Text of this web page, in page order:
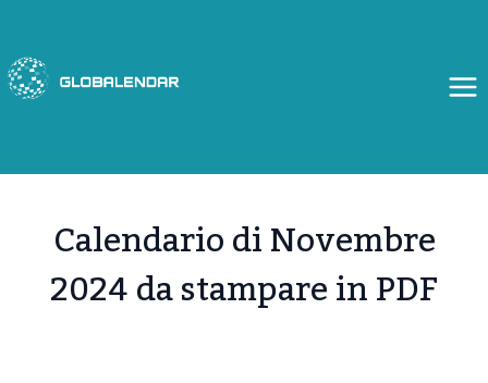
contenuto
Calendario di Novembre
2024 da stampare in PDF